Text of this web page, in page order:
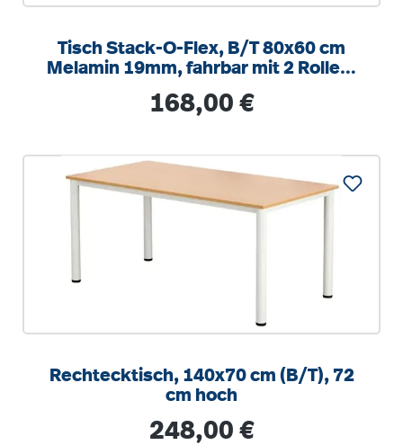
Tisch Stack-O-Flex, B/T 80x60 cm
Melamin 19mm, fahrbar mit 2 Rollen,
Regulärer Preis:
168,00 €
Rechtecktisch, 140x70 cm (B/T), 72
cm hoch
Regulärer Preis:
248,00 €